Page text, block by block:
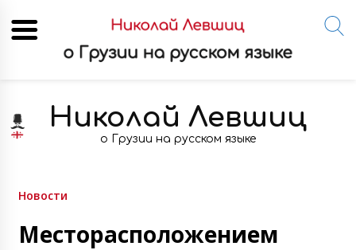
content
Николай Левшиц
о Грузии на русском языке
Новости
Месторасположением